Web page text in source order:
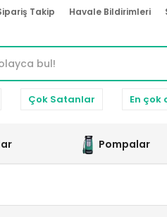
Takip Havale Bildirimleri
Çok Satanlar En
Pompalar